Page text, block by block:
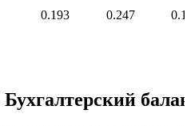
0.193 0.247
Бухгалтерский